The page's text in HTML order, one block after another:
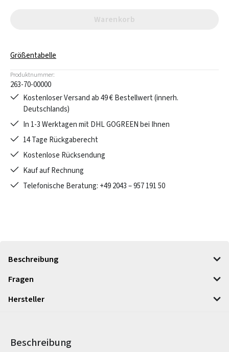
Warenkorb
Größentabelle
Produktnummer:
263-70-00000
Kostenloser Versand ab 49 € Bestellwert (innerh.
Deutschlands)
In 1-3 Werktagen mit DHL GOGREEN bei Ihnen
14 Tage Rückgaberecht
Kostenlose Rücksendung
Kauf auf Rechnung
Telefonische Beratung: +49 2043 – 957 191 50
Beschreibung
Fragen
Hersteller
Beschreibung